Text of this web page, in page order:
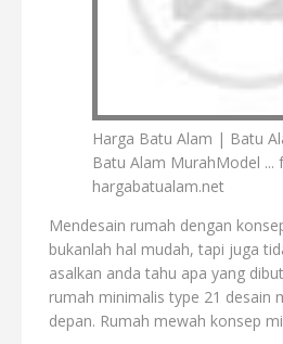
Harga Batu Alam | Batu
Batu Alam MurahModel ...
hargabatualam.net
Mendesain rumah dengan
bukanlah hal mudah, tapi juga
asalkan anda tahu apa yang
rumah minimalis type 21 desain
depan. Rumah mewah konsep